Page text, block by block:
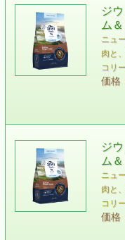
ジ
ム
ニュ
肉と
コリ
価格
ジ
ム
ニュ
肉と
コリ
価格